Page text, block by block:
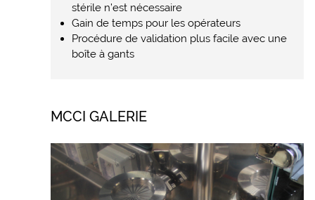
stérile n’est nécessaire
Gain de temps pour les opérateurs
Procédure de validation plus facile avec une
boîte à gants
MCCI GALERIE